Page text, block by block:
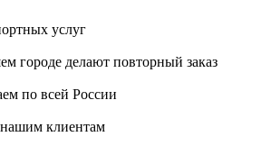
услуг
городе делают повторный заказ
по всей России
нашим клиентам